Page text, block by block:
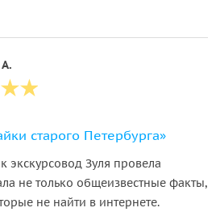
старого Петербурга»
экскурсовод Зуля провела
не только общеизвестные факты,
не найти в интернете.